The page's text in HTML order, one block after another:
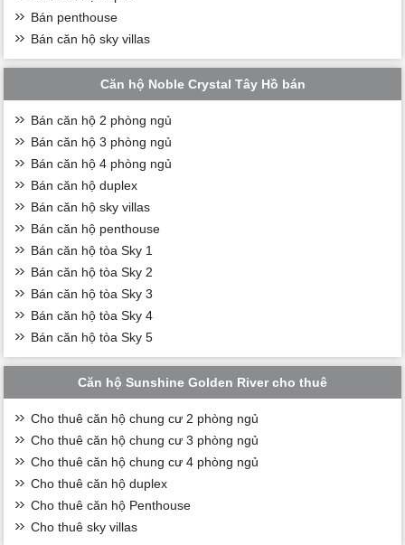
Bán penthouse
Bán căn hộ sky villas
Căn hộ Noble Crystal Tây Hồ bán
Bán căn hộ 2 phòng ngủ
Bán căn hộ 3 phòng ngủ
Bán căn hộ 4 phòng ngủ
Bán căn hộ duplex
Bán căn hộ sky villas
Bán căn hộ penthouse
Bán căn hộ tòa Sky 1
Bán căn hộ tòa Sky 2
Bán căn hộ tòa Sky 3
Bán căn hộ tòa Sky 4
Bán căn hộ tòa Sky 5
Căn hộ Sunshine Golden River cho thuê
Cho thuê căn hộ chung cư 2 phòng ngủ
Cho thuê căn hộ chung cư 3 phòng ngủ
Cho thuê căn hộ chung cư 4 phòng ngủ
Cho thuê căn hộ duplex
Cho thuê căn hộ Penthouse
Cho thuê sky villas